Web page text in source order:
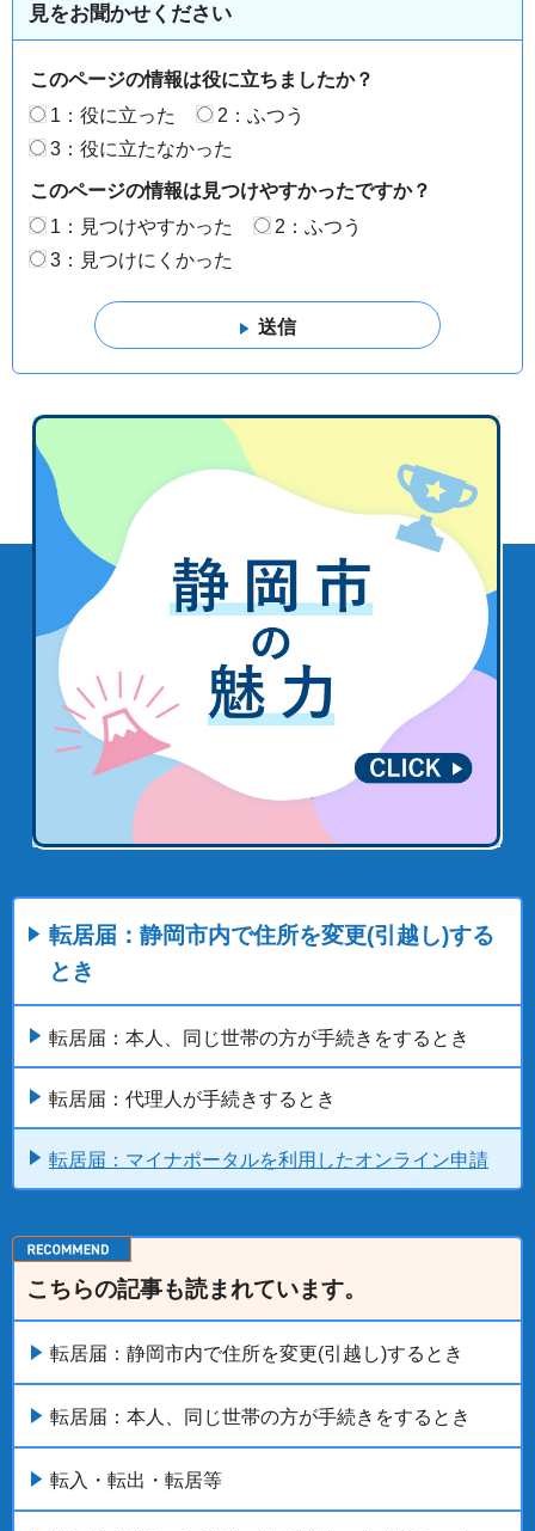
見をお聞かせください
このページの情報は役に立ちましたか？
1：役に立った
2：ふつう
3：役に立たなかった
このページの情報は見つけやすかったですか？
1：見つけやすかった
2：ふつう
3：見つけにくかった
転居届：静岡市内で住所を変更(引越し)する
とき
転居届：本人、同じ世帯の方が手続きをするとき
転居届：代理人が手続きするとき
転居届：マイナポータルを利用したオンライン申請
こちらの記事も読まれています。
転居届：静岡市内で住所を変更(引越し)するとき
転居届：本人、同じ世帯の方が手続きをするとき
転入・転出・転居等